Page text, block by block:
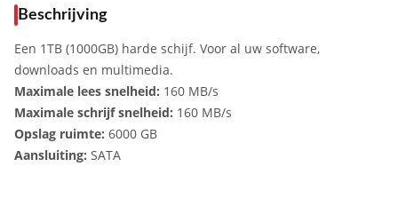
Beschrijving
Een 1TB (1000GB) harde schijf. Voor al uw software,
downloads en multimedia.
Maximale lees snelheid: 160 MB/s
Maximale schrijf snelheid: 160 MB/s
Opslag ruimte: 6000 GB
Aansluiting: SATA